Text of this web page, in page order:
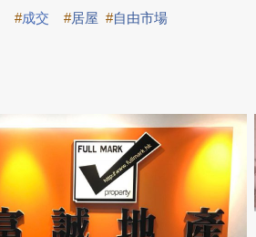
#成交 #居屋 #自由市場